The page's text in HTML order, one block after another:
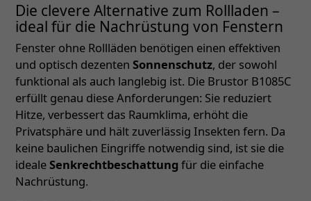
Die clevere Alternative zum Rollladen –
ideal für die Nachrüstung von Fenstern
Fenster ohne Rollläden benötigen einen effektiven
und optisch dezenten Sonnenschutz, der sowohl
funktional als auch langlebig ist. Die Brustor B1085C
erfüllt genau diese Anforderungen: Sie reduziert
Hitze, verbessert das Raumklima, erhöht die
Privatsphäre und hält zuverlässig Insekten fern. Da
keine baulichen Eingriffe notwendig sind, ist sie die
idealeSenkrechtbeschattung für die einfache
Nachrüstung.